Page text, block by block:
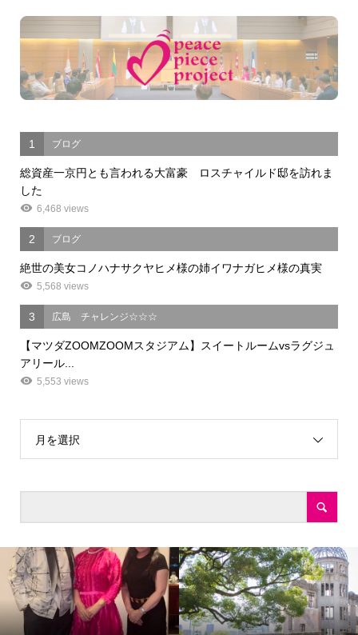
1 ブログ
総資産一京円とも言われる大富豪 ロスチャイルド邸を訪れま
した
6,468 views
2 ブログ
絶世の美女コノハナサクヤヒメ様の姉イワナガヒメ様の真実
5,568 views
3 広島 チャレンジ☆☆☆
【マツダZOOMZOOMスタジアム】スイートルームvsラグジュ
アリール...
5,553 views
月を選択